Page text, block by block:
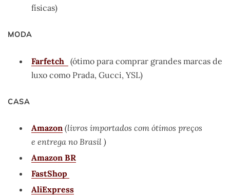
físicas)
MODA
Farfetch (ótimo para comprar grandes marcas de
luxo como Prada, Gucci, YSL)
CASA
Amazon (livros importados com ótimos preços
e entrega no Brasil )
Amazon BR
FastShop
AliExpress